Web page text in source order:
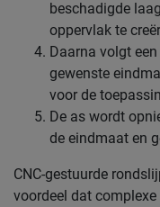
beschadigde
oppervlak te
Daarna volgt
gewenste
voor de
De as wordt
de eindmaat en
CNC-gestuurde
voordeel dat